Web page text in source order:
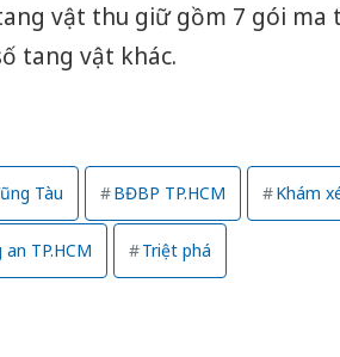
vật thu giữ gồm 7 gói ma
tang vật khác.
Tàu BĐBP TP.HCM Khám
an TP.HCM Triệt phá